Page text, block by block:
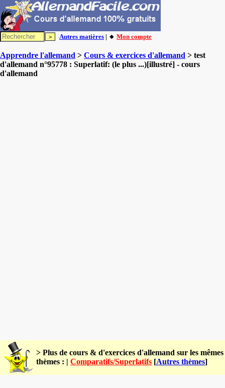
Autres matières | 🔸 Mon compte
Apprendre l'allemand > Cours & exercices d'allemand > test
d'allemand n°95778 : Superlatif: (le plus ...)[illustré] - cours
d'allemand
> Plus de cours & d'exercices d'allemand sur les mêmes
thèmes : | Comparatifs/Superlatifs [Autres thèmes]